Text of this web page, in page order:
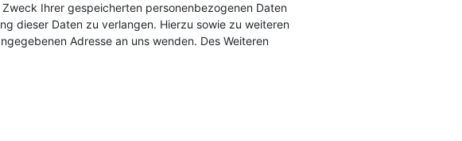
Ihrer gespeicherten personenbezogenen Daten
dieser Daten zu verlangen. Hierzu sowie zu weiteren
Adresse an uns wenden. Des Weiteren